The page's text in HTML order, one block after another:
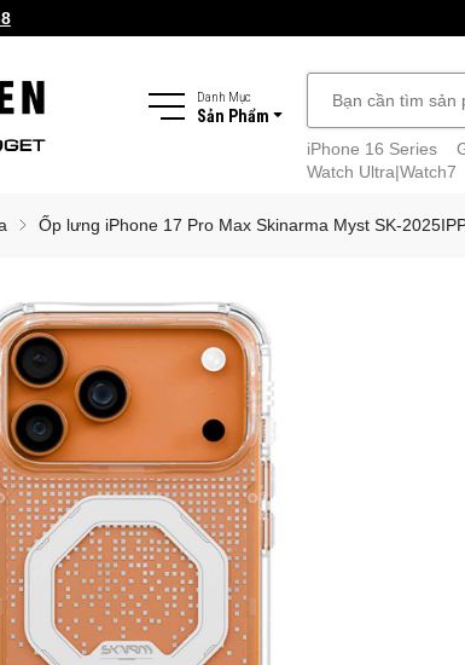
Danh Mục
Sản Phẩm
iPhone 16 Series
Watch Ultra|Watch7
Ốp lưng iPhone 17 Pro Max Skinarma Myst SK-